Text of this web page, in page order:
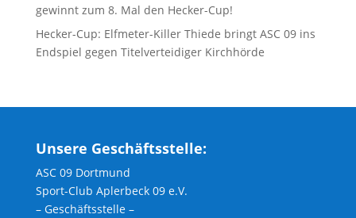
gewinnt zum 8. Mal den Hecker-Cup!
Hecker-Cup: Elfmeter-Killer Thiede bringt ASC 09 ins
Endspiel gegen Titelverteidiger Kirchhörde
Unsere Geschäftsstelle:
ASC 09 Dortmund
Sport-Club Aplerbeck 09 e.V.
– Geschäftsstelle –